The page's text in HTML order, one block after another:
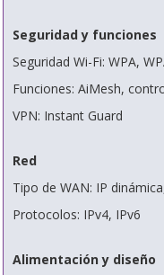
Seguridad y funciones
Seguridad Wi-Fi: WPA,
Funciones: AiMesh,
VPN: Instant Guard
Red
Tipo de WAN: IP
Protocolos: IPv4, IPv6
Alimentación y diseño